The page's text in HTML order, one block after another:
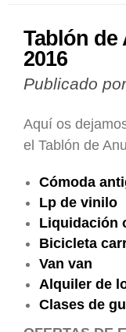
Tablón de
2016
Publicado
Aquí os
el Tablón de
Cómoda
Lp de vinilo
Liquidación
Bicicleta
Van van
Alquiler de
Clases de